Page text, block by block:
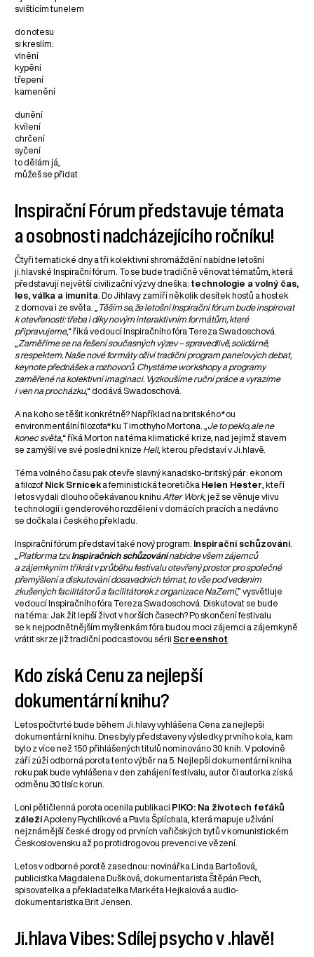
svištícím tunelem
do notesu
si kreslím:
vlnění
kypění
třepení
kamenění
dunění
kvílení
chrčení
syčení
to dělám já,
můžeš se přidat.
Inspirační Fórum představuje témata
a osobnosti nadcházejícího ročníku!
Čtyři tematické dny a tři kolektivní shromáždění nabídne letošní
ji.hlavské Inspirační fórum. To se bude tradičně věnovat tématům, která
představují největší civilizační výzvy dneška: technologie a volný čas,
les, válka a imunita . Do Jihlavy zamíří několik desítek hostů a hostek
z domova i ze světa. „
Těším se, že letošní Inspirační fórum bude inspirovat
k otevřenosti: třeba i díky novým interaktivním formátům, které
připravujeme,“ říká vedoucí Inspiračního fóra Tereza Swadoschová.
Zaměříme se na řešení současných výzev – spravedlivě, solidárně,
s respektem. Naše nové formáty oživí tradiční program panelových debat,
keynote přednášek a rozhovorů. Chystáme workshopy a programy
zaměřené na kolektivní imaginaci. Vyzkoušíme ruční práce a vyrazíme
i ven na procházku,“ dodává Swadoschová.
A na koho se těšit konkrétně? Například na britského*ou
environmentální filozofa*ku Timothyho Mortona. „ Je to peklo, ale ne
konec světa,“ říká Morton na téma klimatické krize, nad jejímž stavem
se zamýšlí ve své poslední knize Hell, kterou představí v Ji.hlavě.
Téma volného času pak otevře slavný kanadsko-britský pár: ekonom
a filozof Nick Srnicek a feministická teoretička Helen Hester , kteří
letos vydali dlouho očekávanou knihu After Work, jež se věnuje vlivu
technologií i genderového rozdělení v domácích pracích a nedávno
se dočkala i českého překladu.
Inspirační fórum představí také nový program: Inspirační schůzování.
Platforma tzv.Inspiračních schůzovánínabídne všem zájemců
a zájemkyním třikrát v průběhu festivalu otevřený prostor pro společné
přemýšlení a diskutování dosavadních témat, to vše pod vedením
zkušených facilitátorů a facilitátorek z organizace NaZemi,” vysvětluje
vedoucí Inspiračního fóra Tereza Swadoschová. Diskutovat se bude
na téma: Jak žít lepší život v horších časech? Po skončení festivalu
se k nejpodnětnějším myšlenkám fóra budou moci zájemci a zájemkyně
vrátit skrze již tradiční podcastovou sérii Screenshot
Kdo získá Cenu za nejlepší
dokumentární knihu?
Letos počtvrté bude během Ji.hlavy vyhlášena Cena za nejlepší
dokumentární knihu. Dnes byly představeny výsledky prvního kola, kam
bylo z více než 150 přihlášených titulů nominováno 30 knih. V polovině
září zúží odborná porota tento výběr na 5. Nejlepší dokumentární kniha
roku pak bude vyhlášena v den zahájení festivalu, autor či autorka získá
odměnu 30 tisíc korun.
Loni pětičlenná porota ocenila publikaci PIKO: Na životech feťáků
záležíApoleny Rychlíkové a Pavla Šplíchala, která mapuje užívání
nejznámější české drogy od prvních vařičských bytů v komunistickém
Československu až po protidrogovou prevenci ve vězení.
Letos v odborné porotě zasednou: novinářka Linda Bartošová,
publicistka Magdalena Dušková, dokumentarista Štěpán Pech,
spisovatelka a překladatelka Markéta Hejkalová a audio-
dokumentaristka Brit Jensen.
Ji.hlava Vibes: Sdílej psycho v .hlavě!